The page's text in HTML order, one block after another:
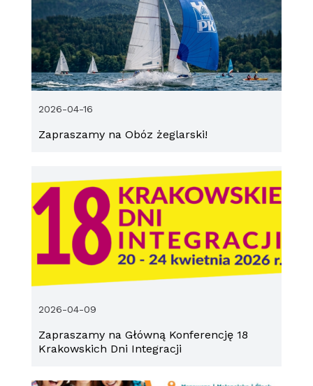
Zapraszamy na Obóz żeglarski!
2026-04-16
Zapraszamy na Główną Konferencję 18
Krakowskich Dni Integracji
2026-04-09